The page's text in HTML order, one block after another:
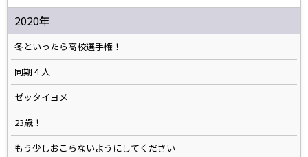
2020年
冬といったら高校選手権！
同期４人
ゼッタイヨメ
23歳！
もう少しおこらないようにしてください